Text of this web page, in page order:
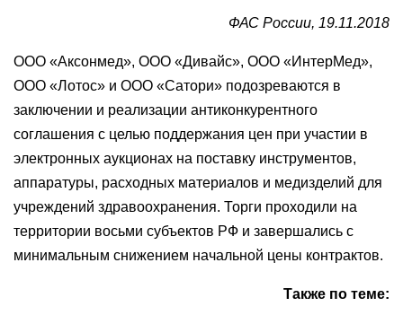
ФАС России, 19.11.2018
ООО «Аксонмед», ООО «Дивайс», ООО «ИнтерМед»,
ООО «Лотос» и ООО «Сатори» подозреваются в
заключении и реализации антиконкурентного
соглашения с целью поддержания цен при участии в
электронных аукционах на поставку инструментов,
аппаратуры, расходных материалов и медизделий для
учреждений здравоохранения. Торги проходили на
территории восьми субъектов РФ и завершались с
минимальным снижением начальной цены контрактов.
Также по теме: